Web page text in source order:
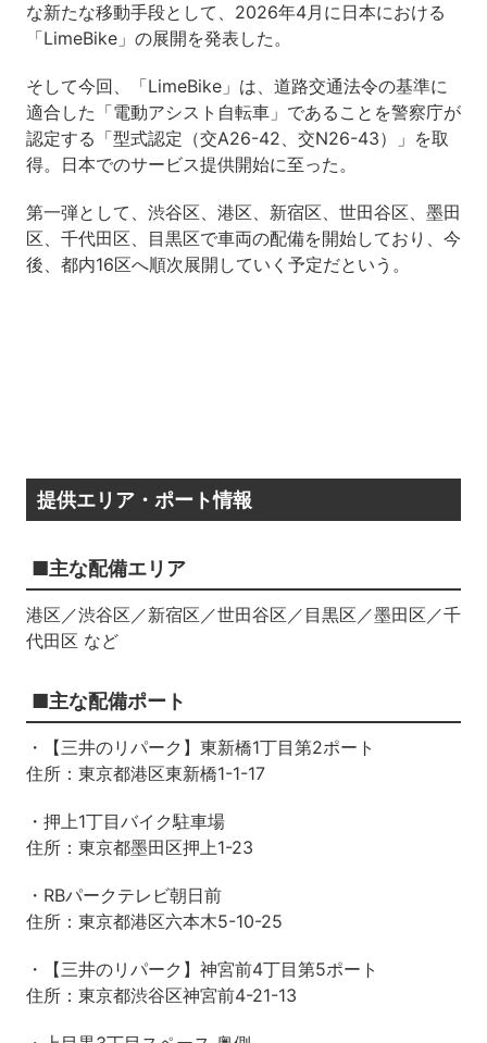
な新たな移動手段として、2026年4月に日本における
「LimeBike」の展開を発表した。
そして今回、「LimeBike」は、道路交通法令の基準に
適合した「電動アシスト自転車」であることを警察庁が
認定する「型式認定（交A26-42、交N26-43）」を取
得。日本でのサービス提供開始に至った。
第一弾として、渋谷区、港区、新宿区、世田谷区、墨田
区、千代田区、目黒区で車両の配備を開始しており、今
後、都内16区へ順次展開していく予定だという。
提供エリア・ポート情報
■主な配備エリア
港区／渋谷区／新宿区／世田谷区／目黒区／墨田区／千
代田区 など
■主な配備ポート
・【三井のリパーク】東新橋1丁目第2ポート
住所：東京都港区東新橋1-1-17
・押上1丁目バイク駐車場
住所：東京都墨田区押上1-23
・RBパークテレビ朝日前
住所：東京都港区六本木5-10-25
・【三井のリパーク】神宮前4丁目第5ポート
住所：東京都渋谷区神宮前4-21-13